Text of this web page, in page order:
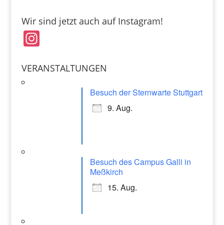
c
e
b
o
ai
l
at
p
Wir sind jetzt auch auf Instagram!
In
a
VERANSTALTUNGEN
Besuch der Sternwarte Stuttgart
9. Aug.
Besuch des Campus Galli in
Meßkirch
15. Aug.